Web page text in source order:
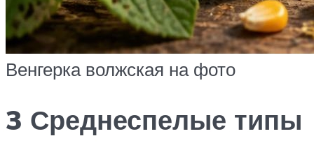
Венгерка волжская на фото
3 Среднеспелые типы